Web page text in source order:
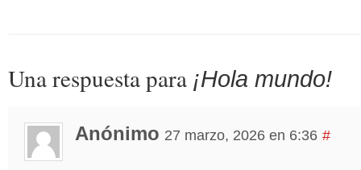
Una respuesta para ¡Hola mundo!
Anónimo 27 marzo, 2026 en 6:36 #